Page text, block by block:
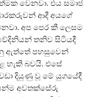
වෙනවා. එය සමාජ
ආදී අයගේ
අප පෙර කී ලෙසම
තනිව සිටියදී
ඇත්තේ පහසුවෙන්
හැකි බවයි. එසේ
දියුණු වූ මේ යුගයේදී
අවතක්සේරු